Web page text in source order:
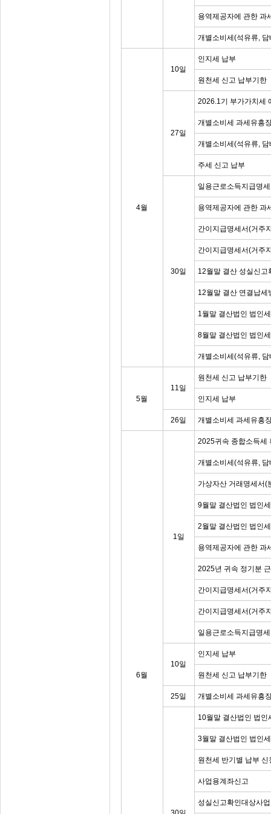
용역제공자에 관한 과
개별소비세(석유류, 담
4월
10일
인지세 납부
원천세 신고 납부기한
27일
2026.1기 부가가치세
개별소비세 과세유흥
개별소비세(석유류,
주세 신고 납부
30일
일용근로소득지급명
용역제공자에 관한 과
간이지급명세서(거주
간이지급명세서(거주
12월말 결산 성실신고
12월말 결산 연결납세
1월말 결산법인 법인
8월말 결산법인 법인
개별소비세(석유류, 담
5월
11일
원천세 신고 납부기한
인지세 납부
26일 개별소비세 과세유흥
6월
1일
2025귀속 종합소득세
개별소비세(석유류, 담
가상자산 거래명세서(
9월말 결산법인 법인
2월말 결산법인 법인
용역제공자에 관한 과
2025년 귀속 정기분
간이지급명세서(거주
간이지급명세서(거주
일용근로소득지급명
10일
인지세 납부
원천세 신고 납부기한
25일 개별소비세 과세유흥
10월말 결산법인 법인
3월말 결산법인 법인
원천세 반기별 납부 신
사업용계좌신고
성실신고확인대상사